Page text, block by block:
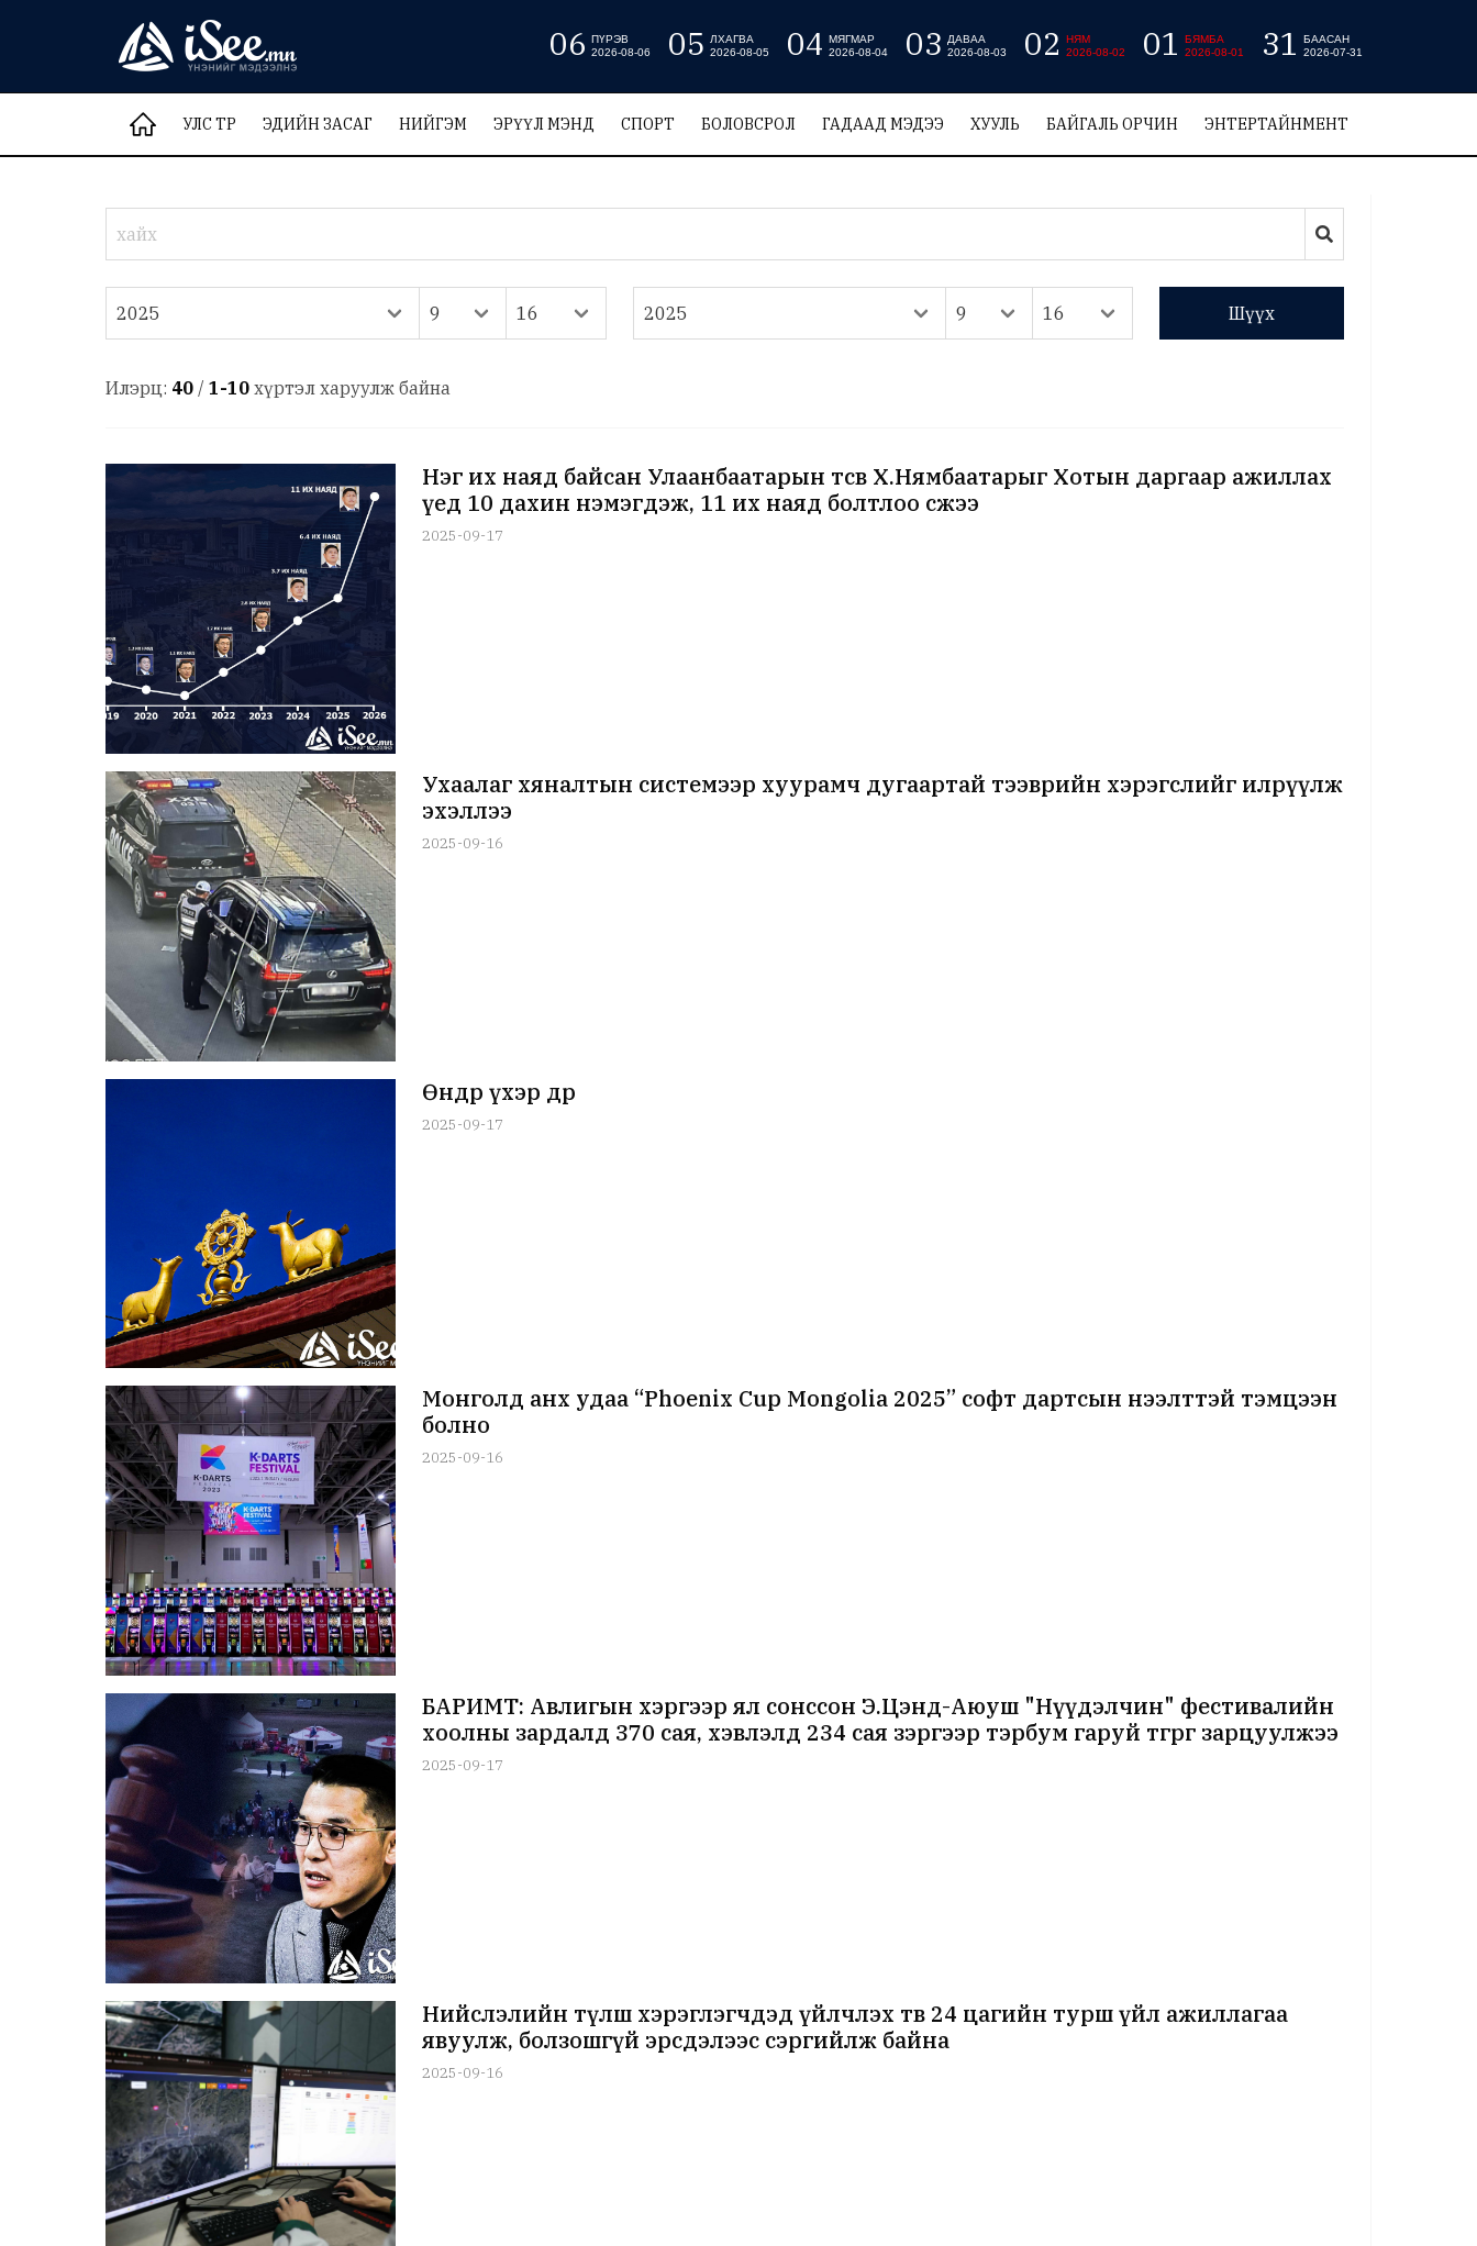
06 ПҮРЭВ
2026-08-06
05
ЛХАГВА
2026-08-05
04 МЯГМАР
2026-08-04
03
ДАВАА
2026-08-03
02
НЯМ
2026-08-02
01
БЯМБА
2026-08-01
31
БААСАН
2026-07-31
УЛС ТӨР ЭДИЙН ЗАСАГ НИЙГЭМ ЭРҮҮЛ МЭНД СПОРТ БОЛОВСРОЛ ГАДААД МЭДЭЭ ХУУЛЬ БАЙГАЛЬ ОРЧИН ЭНТЕРТАЙНМЕНТ
Шүүх
Илэрц: 40 / 1-10 хүртэл харуулж байна
Нэг их наяд байсан Улаанбаатарын төсөв Х.Нямбаатарыг Хотын даргаар ажиллах
үед 10 дахин нэмэгдэж, 11 их наяд болтлоо өсжээ
2025-09-17
Ухаалаг хяналтын системээр хуурамч дугаартай тээврийн хэрэгслийг илрүүлж
эхэллээ
2025-09-16
Өнөөдөр үхэр өдөр
2025-09-17
Монголд анх удаа “Phoenix Cup Mongolia 2025” софт дартсын нээлттэй тэмцээн
болно
2025-09-16
БАРИМТ: Авлигын хэргээр ял сонссон Э.Цэнд-Аюуш "Нүүдэлчин" фестивалийн
хоолны зардалд 370 сая, хэвлэлд 234 сая зэргээр тэрбум гаруй төгрөг зарцуулжээ
2025-09-17
Нийслэлийн түлш хэрэглэгчдэд үйлчлэх төв 24 цагийн турш үйл ажиллагаа
явуулж, болзошгүй эрсдэлээс сэргийлж байна
2025-09-16